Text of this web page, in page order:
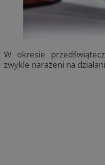
W okresie
zwykle narażeni na